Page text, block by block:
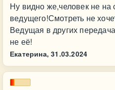
Ну видно же,человек не
ведущего!Смотреть не
Ведущая в других
не её!
Екатерина, 31.03.2024